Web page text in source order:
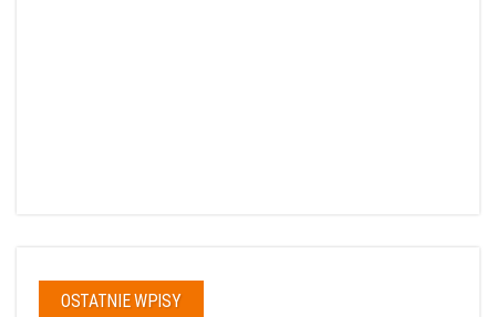
OSTATNIE WPISY